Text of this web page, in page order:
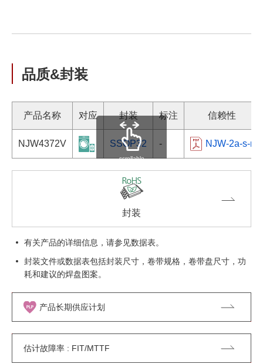
品质&封装
产品名称 对应 封装 标注 信赖性
NJW4372V SSOP32 - NJW-2a-s-r
scrollable
封装
有关产品的详细信息，请参见数据表。
封装文件或数据表包括封装尺寸，卷带规格，卷带盘尺寸，功
耗和建议的焊盘图案。
产品长期供应计划
估计故障率 : FIT/MTTF